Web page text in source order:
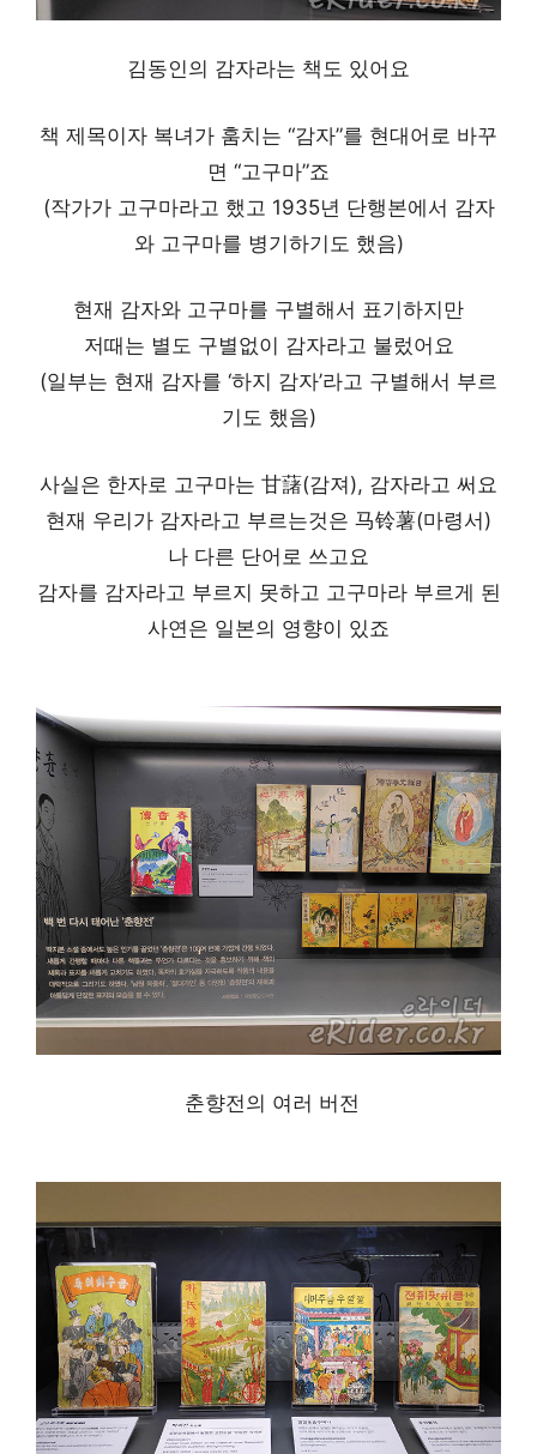
김동인의 감자라는 책도 있어요
책 제목이자 복녀가 훔치는 “감자”를 현대어로 바꾸
면 “고구마”죠
(작가가 고구마라고 했고 1935년 단행본에서 감자
와 고구마를 병기하기도 했음)
현재 감자와 고구마를 구별해서 표기하지만
저때는 별도 구별없이 감자라고 불렀어요
(일부는 현재 감자를 ‘하지 감자’라고 구별해서 부르
기도 했음)
사실은 한자로 고구마는 甘藷(감져), 감자라고 써요
현재 우리가 감자라고 부르는것은 马铃薯(마령서)
나 다른 단어로 쓰고요
감자를 감자라고 부르지 못하고 고구마라 부르게 된
사연은 일본의 영향이 있죠
춘향전의 여러 버전